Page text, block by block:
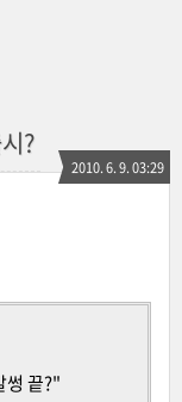
?
2010. 6. 9. 03:29
끝?"